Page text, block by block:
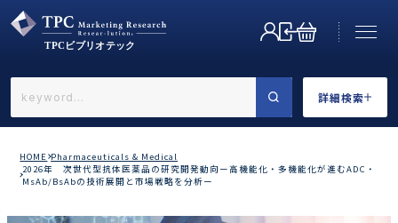
詳細検索
←戻る
HOME Pharmaceuticals & Medical
2026年 次世代型抗体医薬品の研究開発動向ー高機能化・多機能化が進むADC・
MsAb/BsAbの技術展開と市場戦略を分析ー